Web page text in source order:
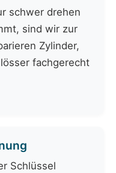
schwer drehen
sind wir zur
Zylinder,
fachgerecht
Schlüssel